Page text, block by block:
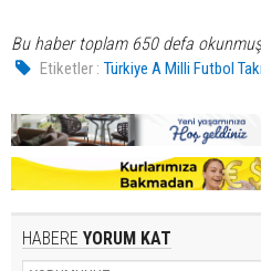
Bu haber toplam 650 defa
Etiketler : Türkiye A Milli Futbol
HABERE YORUM KAT